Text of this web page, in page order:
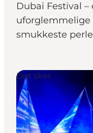
Dubai Festival
uforglemmelige
smukkeste
Det sker